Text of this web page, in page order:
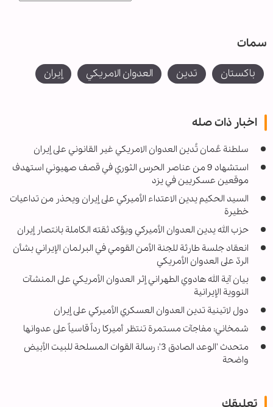
سمات
باكستان تدين العدوان الامريكي إيران
اخبار ذات صله
سلطنة عُمان تُدين العدوان الامريكي غير القانوني على إيران
استشهاد 9 من عناصر الحرس الثوري في قصف صهيوني استهدف
موقعين عسكريين في يزد
السيد الحكيم يدين الاعتداء الأميركي على إيران ويحذر من تداعيات
خطيرة
حزب الله يدين العدوان الأميركي ويؤكد ثقته الكاملة بانتصار إيران
انعقاد جلسة طارئة للجنة الأمن القومي في البرلمان الإيراني بشأن
الردّ على العدوان الأمريكي
بيان آية الله هادوي الطهراني إثر العدوان الأمريكي على المنشآت
النووية الإيرانية
دول لاتينية تدين العدوان العسكري الأميركي على إيران
شمخاني: مفاجآت مستمرة تنتظر أميركا رداً قاسياً على عدوانها
متحدث 'الوعد الصادق 3': رسالة القوات المسلحة للبيت الأبيض
واضحة